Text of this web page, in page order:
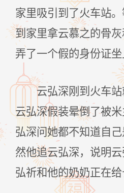
家里吸引到了火车站
到家里拿云慕之的骨
弄了一个假的身份证
云弘深刚到火车
云弘深假装晕倒了被
弘深问她都不知道自
然他追云弘深，说明
弘祈和他的奶奶正在